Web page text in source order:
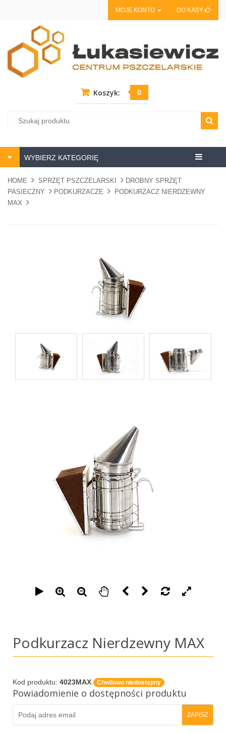
MOJE KONTO DO KASY
Koszyk: 0
Centrum
WYBIERZ KATEGORIĘ
HOME SPRZĘT PSZCZELARSKI
DROBNY SPRZĘT
PASIECZNY
PODKURZACZE
PODKURZACZ NIERDZEWNY
MAX
Podkurzacz Nierdzewny MAX
Kod produktu: 4023MAX Chwilowo niedostępny
Powiadomienie o dostępności produktu